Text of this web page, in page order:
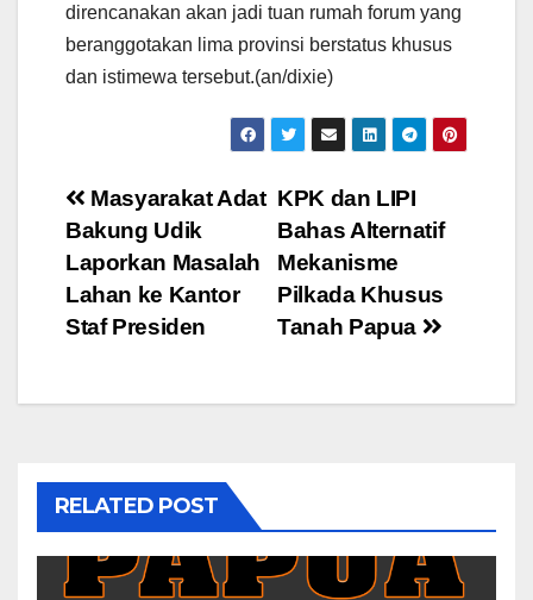
direncanakan akan jadi tuan rumah forum yang
beranggotakan lima provinsi berstatus khusus
dan istimewa tersebut.(an/dixie)
Post
navigation
KPK dan LIPI
Bahas Alternatif
Mekanisme
Pilkada Khusus
Tanah Papua
Masyarakat Adat
Bakung Udik
Laporkan Masalah
Lahan ke Kantor
Staf Presiden
RELATED POST